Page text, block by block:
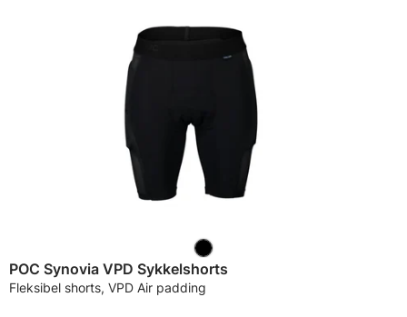
POC Synovia VPD Sykkelshorts
Fleksibel shorts, VPD Air padding